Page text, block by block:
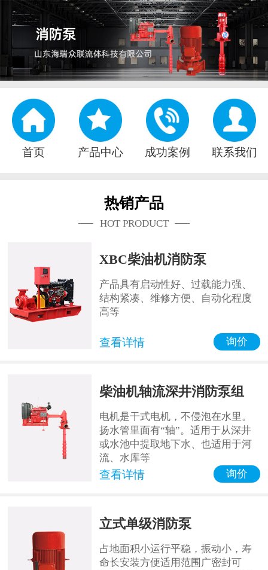
首页 产品中心 成功案例 联系我们
热销产品
HOT PRODUCT
XBC柴油机消防泵
产品具有启动性好、过载能力强、
结构紧凑、维修方便、自动化程度
高等
查看详情 询价
柴油机轴流深井消防泵组
电机是干式电机，不侵泡在水里。
扬水管里面有“轴”。适用于从深井
或水池中提取地下水、也适用于河
流、水库等
查看详情 询价
立式单级消防泵
占地面积小运行平稳，振动小，寿
命长安装方便适用范围广密封可